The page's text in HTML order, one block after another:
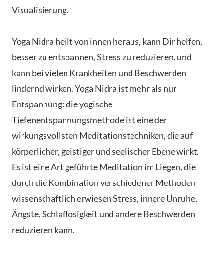
Visualisierung.
Yoga Nidra heilt von innen heraus, kann Dir helfen,
besser zu entspannen, Stress zu reduzieren, und
kann bei vielen Krankheiten und Beschwerden
lindernd wirken. Yoga Nidra ist mehr als nur
Entspannung: die yogische
Tiefenentspannungsmethode ist eine der
wirkungsvollsten Meditationstechniken, die auf
körperlicher, geistiger und seelischer Ebene wirkt.
Es ist eine Art geführte Meditation im Liegen, die
durch die Kombination verschiedener Methoden
wissenschaftlich erwiesen Stress, innere Unruhe,
Ängste, Schlaflosigkeit und andere Beschwerden
reduzieren kann.